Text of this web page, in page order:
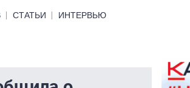
СТАТЬИ ИНТЕРВЬЮ